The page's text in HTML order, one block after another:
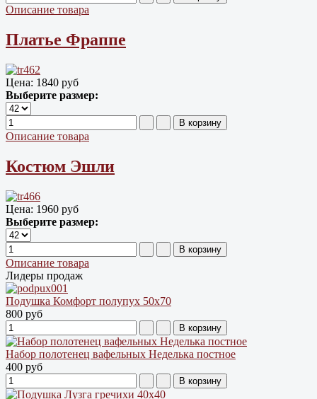
Описание товара
Платье Фраппе
Цена: 1840 руб
Выберите размер:
Описание товара
Костюм Эшли
Цена: 1960 руб
Выберите размер:
Описание товара
Лидеры продаж
Подушка Комфорт полупух 50х70
800 руб
Набор полотенец вафельных Неделька постное
400 руб